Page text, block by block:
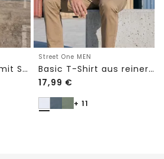
Cosy Slub T-Shirt mit Struktur
Street One MEN
Basic T-Shirt aus reiner Baumwolle
17,99 €
+ 11